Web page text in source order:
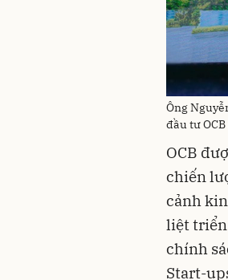
Ông
đầu tư
OCB
chiến
cảnh
liệt triển
chính
Start-